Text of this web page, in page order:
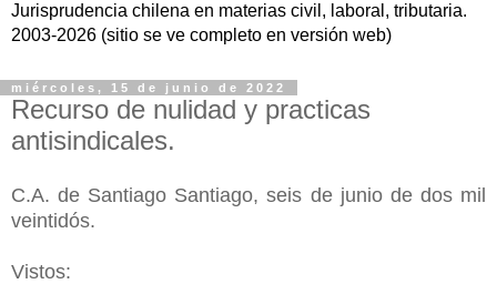
Jurisprudencia chilena en materias civil, laboral, tributaria.
2003-2026 (sitio se ve completo en versión web)
miércoles, 15 de junio de 2022
Recurso de nulidad y practicas
antisindicales.
C.A. de Santiago Santiago, seis de junio de dos mil
veintidós.
Vistos: